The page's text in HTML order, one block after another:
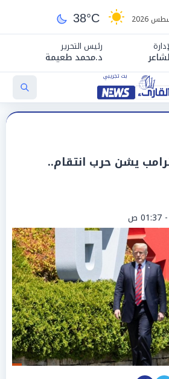
38°C
رئيس التحرير
د.محمد طعيمة
يشن حرب انتقام..